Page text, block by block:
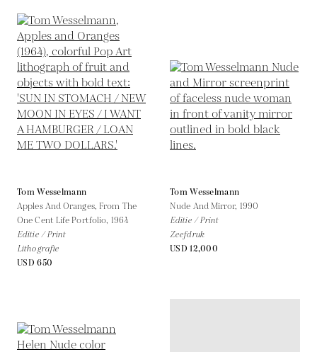
Tom Wesselmann
Apples And Oranges, From The
One Cent Life Portfolio, 1964
Editie / Print
Lithografie
USD 650
Tom Wesselmann
Nude And Mirror, 1990
Editie / Print
Zeefdruk
USD 12,000